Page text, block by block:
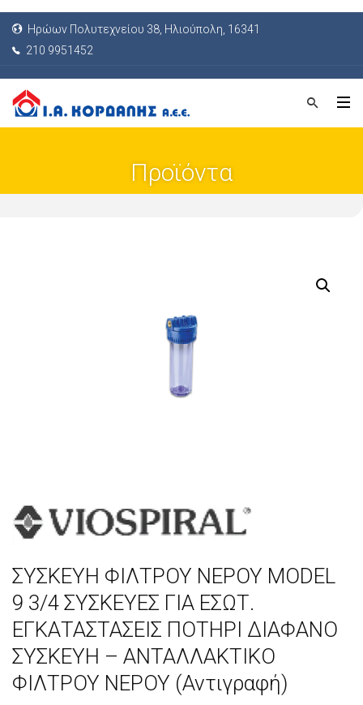
Ηρώων Πολυτεχνείου 38, Ηλιούπολη, 16341
210 9951452
Προϊόντα
ΣΥΣΚΕΥΗ ΦΙΛΤΡΟΥ ΝΕΡΟΥ MODEL
9 3/4 ΣΥΣΚΕΥΕΣ ΓΙΑ ΕΣΩΤ.
ΕΓΚΑΤΑΣΤΑΣΕΙΣ ΠΟΤΗΡΙ ΔΙΑΦΑΝΟ
ΣΥΣΚΕΥΗ – ΑΝΤΑΛΛΑΚΤΙΚΟ
ΦΙΛΤΡΟΥ ΝΕΡΟΥ (Αντιγραφή)